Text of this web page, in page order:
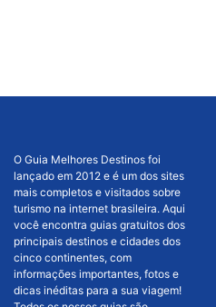
O Guia Melhores Destinos foi
lançado em 2012 e é um dos sites
mais completos e visitados sobre
turismo na internet brasileira. Aqui
você encontra guias gratuitos dos
principais destinos e cidades dos
cinco continentes, com
informações importantes, fotos e
dicas inéditas para a sua viagem!